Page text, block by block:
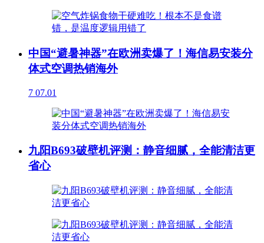
中国“避暑神器”在欧洲卖爆了！海信易安装分
体式空调热销海外
7 07.01
九阳B693破壁机评测：静音细腻，全能清洁更
省心